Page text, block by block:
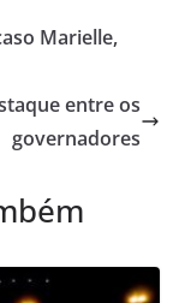
Marielle,
entre os
governadores